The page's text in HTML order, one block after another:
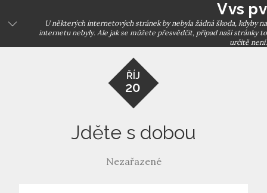
to
Vvs pv
U některých internetových stránek by nebyla žádná škoda, kdyby na
internetu nebyly. Ale jak se můžete přesvědčit, případ naší stránky to
určitě není.
ŘÍJ
20
Jděte s dobou
Nezařazené